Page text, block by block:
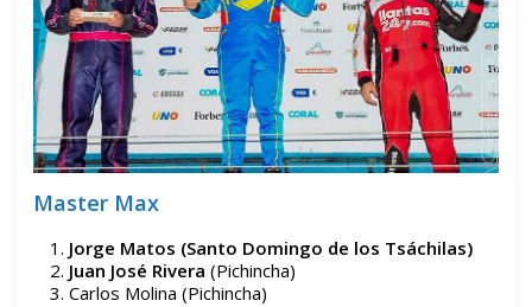
Master Max
Jorge Matos (Santo Domingo de los Tsáchilas)
Juan José Rivera (Pichincha)
Carlos Molina (Pichincha)